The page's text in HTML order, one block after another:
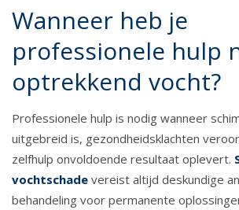
Wanneer heb je
professionele hulp
optrekkend vocht?
Professionele hulp is nodig wanneer
uitgebreid is, gezondheidsklachten
zelfhulp onvoldoende resultaat oplevert.
vochtschade vereist altijd deskundige
behandeling voor permanente